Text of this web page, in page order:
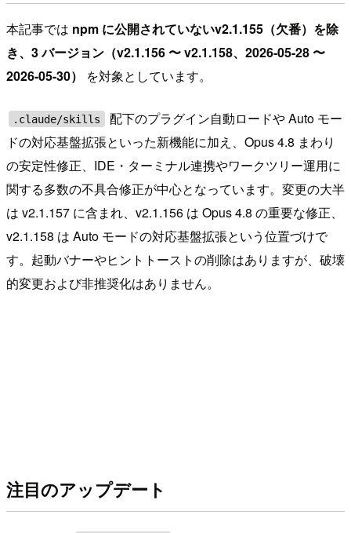
本記事では npm に公開されていないv2.1.155（欠番）を除
き、3 バージョン（v2.1.156 〜 v2.1.158、2026-05-28 〜
2026-05-30）
を対象としています。
.claude/skills
配下のプラグイン自動ロードや Auto モー
ドの対応基盤拡張といった新機能に加え、Opus 4.8 まわり
の安定性修正、IDE・ターミナル連携やワークツリー運用に
関する多数の不具合修正が中心となっています。変更の大半
は v2.1.157 に含まれ、v2.1.156 は Opus 4.8 の重要な修正、
v2.1.158 は Auto モードの対応基盤拡張という位置づけで
す。起動バナーやヒントトーストの削除はありますが、破壊
的変更および非推奨化はありません。
注目のアップデート